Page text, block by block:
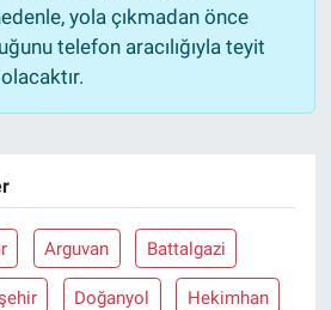
yola çıkmadan önce
telefon aracılığıyla teyit
Arguvan Battalgazi
Doğanyol Hekimhan